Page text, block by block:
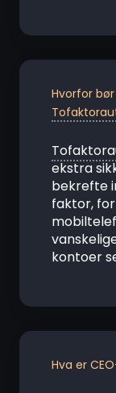
Hvorfor
ekstra
bekrefte
faktor,
kontoer
Hva er